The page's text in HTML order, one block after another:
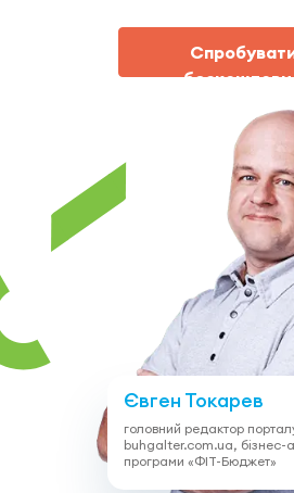
Про нас
Увійти
Євген Токарев
головний редактор
buhgalter.com.ua, бізнес-
програми «ФІТ-Бюджет»